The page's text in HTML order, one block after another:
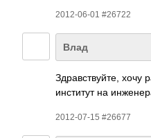
2012-06-01 #26722
Влад
Здра­вств­уйте,
инст­итут на
2012-07-15 #26677